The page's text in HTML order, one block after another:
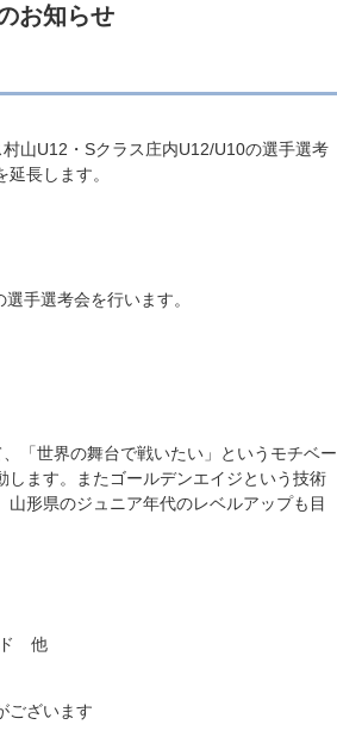
お知らせ
山U12・Sクラス庄内U12/U10の選手選考
長します。
手選考会を行います。
「世界の舞台で戦いたい」というモチベー
ます。またゴールデンエイジという技術
形県のジュニア年代のレベルアップも目
ド 他
ございます